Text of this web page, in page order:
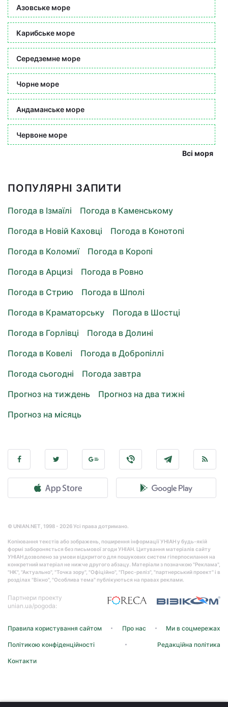
Азовське море
Карибське море
Середземне море
Чорне море
Андаманське море
Червоне море
Всі моря
ПОПУЛЯРНІ ЗАПИТИ
Погода в Ізмаїлі
Погода в Каменському
Погода в Новій Каховці
Погода в Конотопі
Погода в Коломиї
Погода в Коропі
Погода в Арцизі
Погода в Ровно
Погода в Стрию
Погода в Шполі
Погода в Краматорську
Погода в Шостці
Погода в Горлівці
Погода в Долині
Погода в Ковелі
Погода в Добропіллі
Погода сьогодні
Погода завтра
Прогноз на тиждень
Прогноз на два тижні
Прогноз на місяць
© UNIAN.NET, 1998 - 2026 Усі права дотримано.
Копіювання текстів або зображень, поширення інформації УНІАН у будь-якій
формі забороняється без письмової згоди УНІАН. Цитування матеріалів сайту
УНІАН дозволено за умови відкритого для пошукових систем гіперпосилання на
конкретний матеріал не нижче другого абзацу. Матеріали з позначкою "Реклама",
"НК", "Актуально", "Точка зору", "Офіційно", "Прес-реліз", "партнерський проект" і в
розділах "Вікно", "Особлива тема" публікуються на правах реклами.
Партнери проекту
unian.ua/pogoda:
Правила користування сайтом Про нас Ми в соцмережах
Політикою конфіденційності Редакційна політика
Контакти